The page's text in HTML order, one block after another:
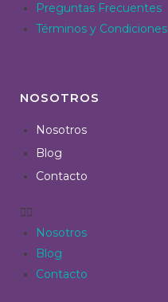
Preguntas Frecuentes
Términos y Condiciones
NOSOTROS
Nosotros
Blog
Contacto
Nosotros
Blog
Contacto